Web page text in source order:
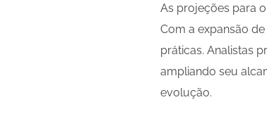
As projeções para
Com a expansão
práticas. Analistas
ampliando seu
evolução.